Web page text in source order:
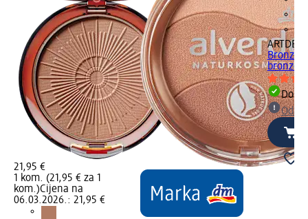
21,95 €
1 kom. (21,95 € za 1
kom.)Cijena na
06.03.2026.: 21,95 €
Bronze
bronze,